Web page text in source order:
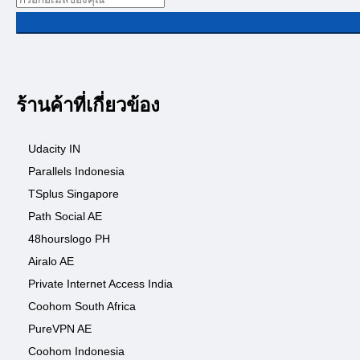
ร้านค้าที่เกี่ยวข้อง
Udacity IN
Parallels Indonesia
TSplus Singapore
Path Social AE
48hourslogo PH
Airalo AE
Private Internet Access India
Coohom South Africa
PureVPN AE
Coohom Indonesia